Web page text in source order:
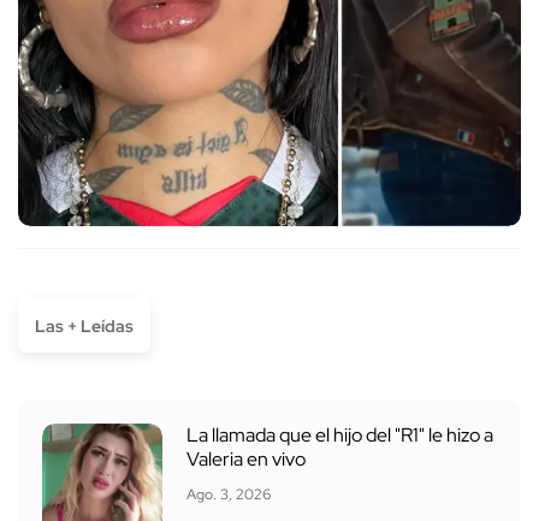
Las + Leídas
La llamada que el hijo del "R1" le hizo a
Valeria en vivo
Ago. 3, 2026